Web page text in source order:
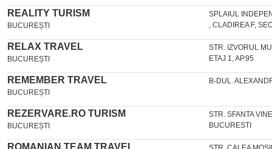
REALITY TURISM
BUCUREȘTI
SPLAIUL
, CLADIREA F,
RELAX TRAVEL
BUCUREȘTI
STR. IZVORUL
ETAJ 1, AP.95
REMEMBER TRAVEL
BUCUREȘTI
B-DUL.
REZERVARE.RO TURISM
BUCUREȘTI
STR. SFANTA
BUCURESTI
ROMANIAN TEAM TRAVEL